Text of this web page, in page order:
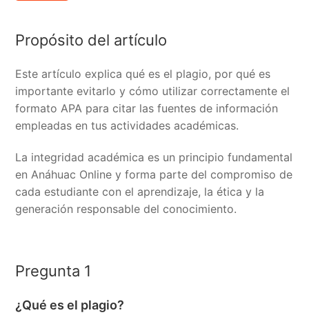
Propósito del artículo
Este artículo explica qué es el plagio, por qué es
importante evitarlo y cómo utilizar correctamente el
formato APA para citar las fuentes de información
empleadas en tus actividades académicas.
La integridad académica es un principio fundamental
en Anáhuac Online y forma parte del compromiso de
cada estudiante con el aprendizaje, la ética y la
generación responsable del conocimiento.
Pregunta 1
¿Qué es el plagio?